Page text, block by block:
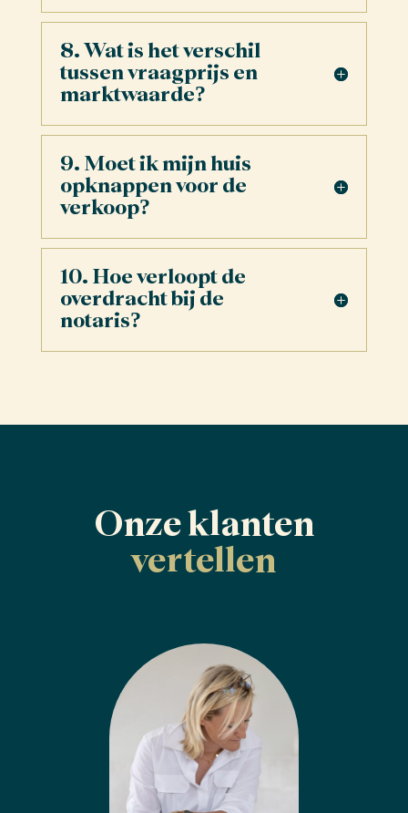
8. Wat is het verschil
tussen vraagprijs en
marktwaarde?
9. Moet ik mijn huis
opknappen voor de
verkoop?
10. Hoe verloopt de
overdracht bij de
notaris?
Onze klanten
vertellen